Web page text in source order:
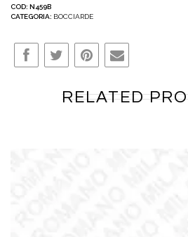
COD: N459B
CATEGORIA: BOCCIARDE
RELATED